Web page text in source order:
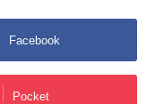
Facebook
Pocket